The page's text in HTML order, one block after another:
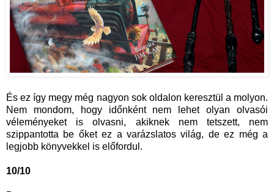
És ez így megy még nagyon sok oldalon keresztül a molyon.
Nem mondom, hogy időnként nem lehet olyan olvasói
véleményeket is olvasni, akiknek nem tetszett, nem
szippantotta be őket ez a varázslatos világ, de ez még a
legjobb könyvekkel is előfordul.
10/10